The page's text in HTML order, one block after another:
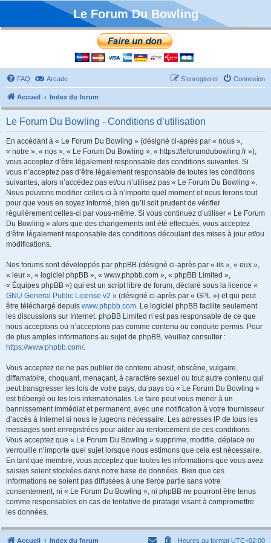
Le Forum Du Bowling
FAQ Arcade Connexion
S’enregistrer
Accueil Index du forum
Le Forum Du Bowling - Conditions d’utilisation
En accédant à « Le Forum Du Bowling » (désigné ci-après par « nous »,
« notre », « nos », « Le Forum Du Bowling », « https://leforumdubowling.fr »),
vous acceptez d’être légalement responsable des conditions suivantes. Si
vous n’acceptez pas d’être légalement responsable de toutes les conditions
suivantes, alors n’accédez pas et/ou n’utilisez pas « Le Forum Du Bowling ».
Nous pouvons modifier celles-ci à n’importe quel moment et nous ferons tout
pour que vous en soyez informé, bien qu’il soit prudent de vérifier
régulièrement celles-ci par vous-même. Si vous continuez d’utiliser « Le Forum
Du Bowling » alors que des changements ont été effectués, vous acceptez
d’être légalement responsable des conditions découlant des mises à jour et/ou
modifications.
Nos forums sont développés par phpBB (désigné ci-après par « ils », « eux »,
« leur », « logiciel phpBB », « www.phpbb.com », « phpBB Limited »,
« Équipes phpBB ») qui est un script libre de forum, déclaré sous la licence «
GNU General Public License v2 » (désigné ci-après par « GPL ») et qui peut
être téléchargé depuis www.phpbb.com. Le logiciel phpBB facilite seulement
les discussions sur Internet. phpBB Limited n’est pas responsable de ce que
nous acceptons ou n’acceptons pas comme contenu ou conduite permis. Pour
de plus amples informations au sujet de phpBB, veuillez consulter :
https://www.phpbb.com/.
Vous acceptez de ne pas publier de contenu abusif, obscène, vulgaire,
diffamatoire, choquant, menaçant, à caractère sexuel ou tout autre contenu qui
peut transgresser les lois de votre pays, du pays où « Le Forum Du Bowling »
est hébergé ou les lois internationales. Le faire peut vous mener à un
bannissement immédiat et permanent, avec une notification à votre fournisseur
d’accès à Internet si nous le jugeons nécessaire. Les adresses IP de tous les
messages sont enregistrées pour aider au renforcement de ces conditions.
Vous acceptez que « Le Forum Du Bowling » supprime, modifie, déplace ou
verrouille n’importe quel sujet lorsque nous estimons que cela est nécessaire.
En tant que membre, vous acceptez que toutes les informations que vous avez
saisies soient stockées dans notre base de données. Bien que ces
informations ne soient pas diffusées à une tierce partie sans votre
consentement, ni « Le Forum Du Bowling », ni phpBB ne pourront être tenus
comme responsables en cas de tentative de piratage visant à compromettre
les données.
Accueil Index du forum Heures au format UTC+02:00